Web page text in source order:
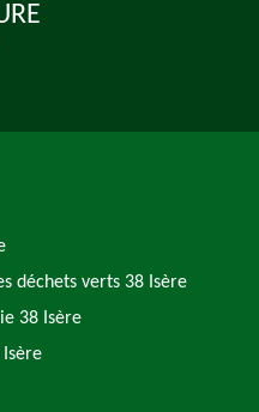
déchets verts 38 Isère
38 Isère